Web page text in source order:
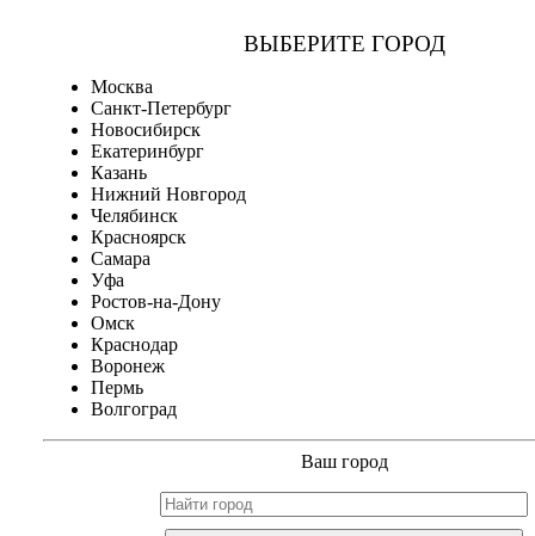
ВЫБЕРИТЕ ГОРОД
Москва
Санкт-Петербург
Новосибирск
Екатеринбург
Казань
Нижний Новгород
Челябинск
Красноярск
Самара
Уфа
Ростов-на-Дону
Омск
Краснодар
Воронеж
Пермь
Волгоград
Ваш город